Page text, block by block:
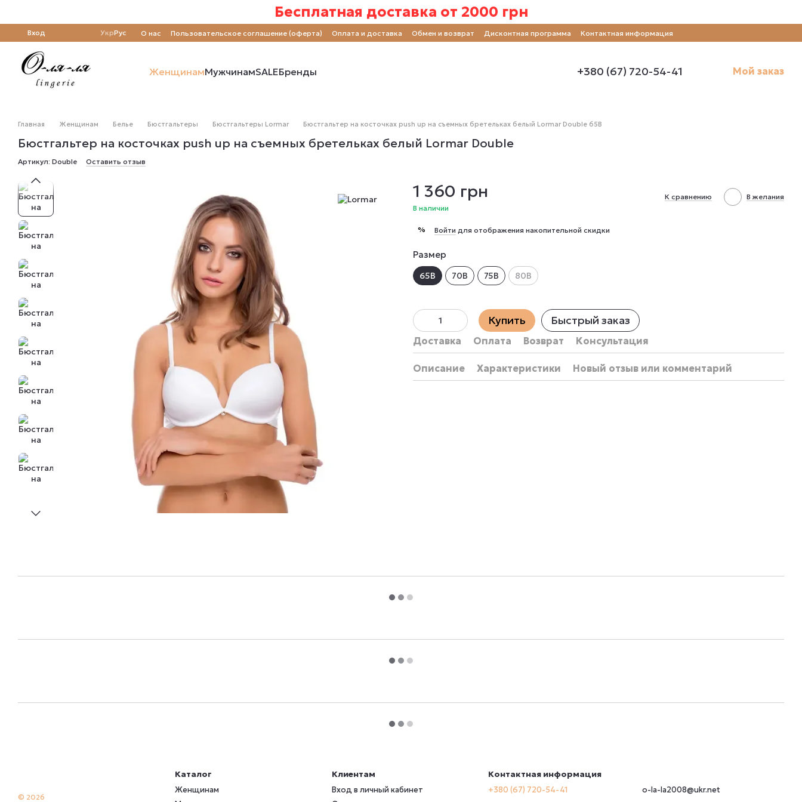
Бесплатная доставка от 2000 грн
Вход УкрРус О нас Пользовательское соглашение (оферта) Оплата и доставка Обмен и возврат Дисконтная программа
Контактная информация
Отзывы о магазине
ЖенщинамМужчинамSALEБренды +380 (67) 720-54-41 Мой заказ
Главная Женщинам Белье Бюстгальтеры Бюстгальтеры Lormar Бюстгальтер на косточках push up на съемных бретельках белый Lormar Double 65B
Бюстгальтер на косточках push up на съемных бретельках белый Lormar Double
Артикул: Double Оставить отзыв
1 360 грн
В наличии
К сравнению В желания
% Войти для отображения накопительной скидки
Размер
65B 70B 75B 80B
Купить Быстрый заказ
Доставка Оплата Возврат Консультация
Описание Характеристики Новый отзыв или комментарий
© 2026
Каталог
Женщинам
Клиентам
Вход в личный кабинет
Контактная информация
+380 (67) 720-54-41
o-la-la2008@ukr.net